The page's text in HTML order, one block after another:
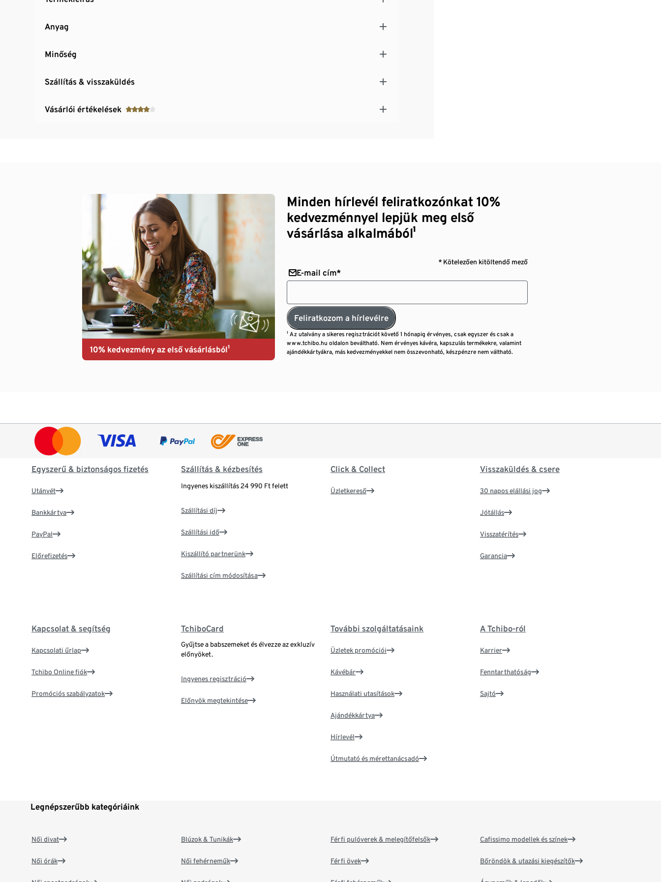
Anyag
Minőség
Szállítás & visszaküldés
Vásárlói értékelések
10% kedvezmény az első vásárlásból¹
Minden hírlevél feliratkozónkat 10%
kedvezménnyel lepjük meg első
vásárlása alkalmából¹
* Kötelezően kitöltendő mező
E-mail cím*
Feliratkozom a hírlevélre
¹ Az utalvány a sikeres regisztrációt követő 1 hónapig érvényes, csak egyszer és csak a
www.tchibo.hu oldalon beváltható. Nem érvényes kávéra, kapszulás termékekre, valamint
ajándékkártyákra, más kedvezményekkel nem összevonható, készpénzre nem váltható.
Egyszerű & biztonságos fizetés
Utánvét
Bankkártya
PayPal
Előrefizetés
Szállítás & kézbesítés
Ingyenes kiszállítás 24 990 Ft felett
Szállítási díj
Szállítási idő
Kiszállító partnerünk
Szállítási cím módosítása
Click & Collect
Üzletkereső
Visszaküldés & csere
30 napos elállási jog
Jótállás
Visszatérítés
Garancia
Kapcsolat & segítség
Kapcsolati űrlap
Tchibo Online fiók
Promóciós szabályzatok
TchiboCard
Gyűjtse a babszemeket és élvezze az exkluzív
előnyöket.
Ingyenes regisztráció
Előnyök megtekintése
További szolgáltatásaink
Üzletek promóciói
Kávébár
Használati utasítások
Ajándékkártya
Hírlevél
Útmutató és mérettanácsadó
A Tchibo-ról
Karrier
Fenntarthatóság
Sajtó
Legnépszerűbb kategóriáink
Női divat
Női órák
Blúzok & Tunikák
Női fehérneműk
Férfi pulóverek & melegítőfelsők
Férfi övek
Cafissimo modellek és színek
Bőröndök & utazási kiegészítők